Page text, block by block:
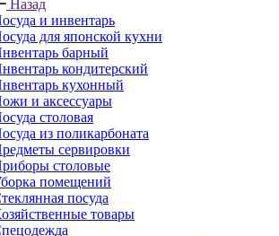
Назад
и инвентарь
для японской кухни
барный
кондитерский
кухонный
и аксессуары
столовая
из поликарбоната
сервировки
столовые
помещений
посуда
товары